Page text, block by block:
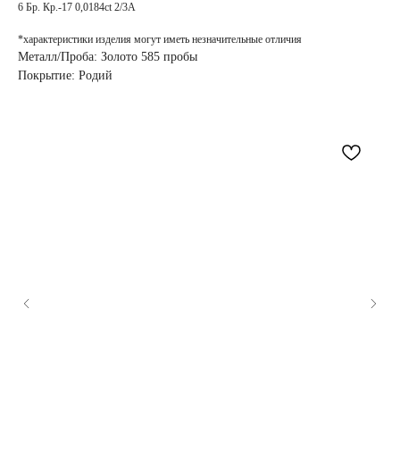
6 Бр. Кр.-17 0,0184ct 2/3А
*характеристики изделия могут иметь незначительные отличия
Металл/Проба: Золото 585 пробы
Покрытие: Родий